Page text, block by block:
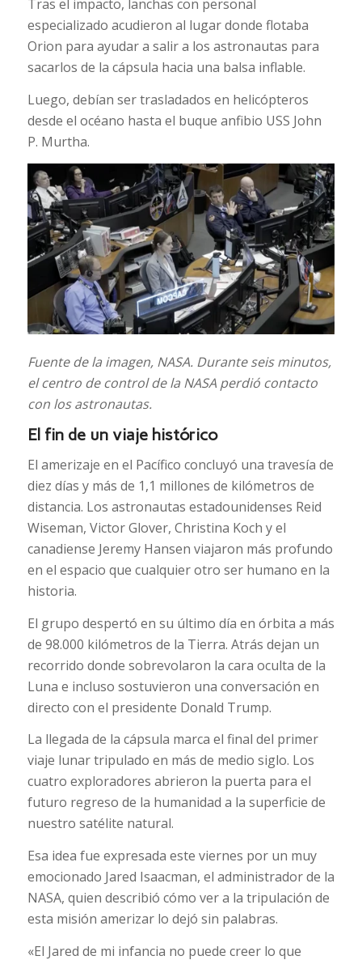
Tras el impacto, lanchas con personal
especializado acudieron al lugar donde flotaba
Orion para ayudar a salir a los astronautas para
sacarlos de la cápsula hacia una balsa inflable.
Luego, debían ser trasladados en helicópteros
desde el océano hasta el buque anfibio USS John
P. Murtha.
Fuente de la imagen, NASA. Durante seis minutos,
el centro de control de la NASA perdió contacto
con los astronautas.
El fin de un viaje histórico
El amerizaje en el Pacífico concluyó una travesía de
diez días y más de 1,1 millones de kilómetros de
distancia. Los astronautas estadounidenses Reid
Wiseman, Victor Glover, Christina Koch y el
canadiense Jeremy Hansen viajaron más profundo
en el espacio que cualquier otro ser humano en la
historia.
El grupo despertó en su último día en órbita a más
de 98.000 kilómetros de la Tierra. Atrás dejan un
recorrido donde sobrevolaron la cara oculta de la
Luna e incluso sostuvieron una conversación en
directo con el presidente Donald Trump.
La llegada de la cápsula marca el final del primer
viaje lunar tripulado en más de medio siglo. Los
cuatro exploradores abrieron la puerta para el
futuro regreso de la humanidad a la superficie de
nuestro satélite natural.
Esa idea fue expresada este viernes por un muy
emocionado Jared Isaacman, el administrador de la
NASA, quien describió cómo ver a la tripulación de
esta misión amerizar lo dejó sin palabras.
«El Jared de mi infancia no puede creer lo que